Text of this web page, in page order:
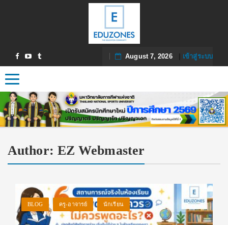
August 7, 2026| เข้าสู่ระบบ
Toggle navigation
Author: EZ Webmaster
BLOG ครู-อาจารย์ นักเรียน